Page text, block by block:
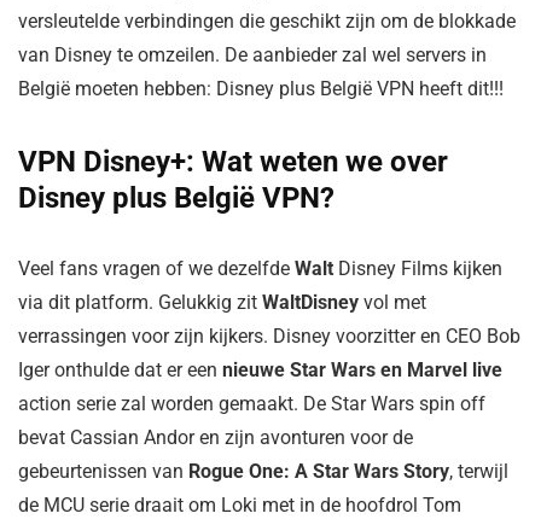
versleutelde verbindingen die geschikt zijn om de blokkade
van Disney te omzeilen. De aanbieder zal wel servers in
België moeten hebben: Disney plus België VPN heeft dit!!!
VPN Disney+: Wat weten we over
Disney plus België VPN?
Veel fans vragen of we dezelfde Walt Disney Films kijken
via dit platform. Gelukkig zit WaltDisney vol met
verrassingen voor zijn kijkers. Disney voorzitter en CEO Bob
Iger onthulde dat er een nieuwe Star Wars en Marvel live
action serie zal worden gemaakt. De Star Wars spin off
bevat Cassian Andor en zijn avonturen voor de
gebeurtenissen van Rogue One: A Star Wars Story, terwijl
de MCU serie draait om Loki met in de hoofdrol Tom